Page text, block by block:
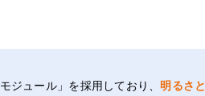
ジュール」を採用しており、 明るさと